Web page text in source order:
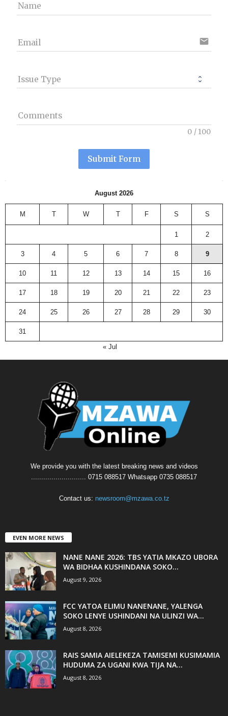
Name
Email email
Issue Type
Comments
0 / 100
Submit Form
August 2026
M T W T F S S
1 2
3 4 5 6 7 8 9
10 11 12 13 14 15 16
17 18 19 20 21 22 23
24 25 26 27 28 29 30
31
« Jul
We provide you with the latest breaking news and videos
........................... 0715 088517 Whatsapp 0735 088517
Contact us: newsroom@mzawa.co.tz
EVEN MORE NEWS
NANE NANE 2026: TBS YATIA MKAZO UBORA
WA BIDHAA KUSHINDANA SOKO...
August 9, 2026
FCC YATOA ELIMU NANENANE, YALENGA
SOKO LENYE USHINDANI NA ULINZI WA...
August 8, 2026
RAIS SAMIA AIELEKEZA TAMISEMI KUSIMAMIA
HUDUMA ZA UGANI KWA TIJA NA...
August 8, 2026